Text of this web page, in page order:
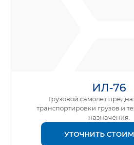
ИЛ-76
Грузовой самолет
транспортировки грузов и
назначения.
УТОЧНИТЬ